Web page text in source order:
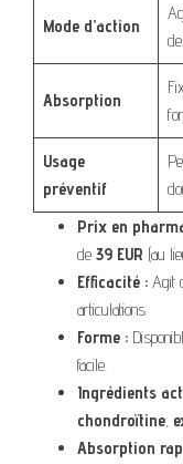
Mode d’action
Absorption
Usage
préventif
Prix en
de 39 EUR (au
Efficacité : Agit
articulations.
Forme :
facile.
Ingrédients
chondroïtine,
Absorption